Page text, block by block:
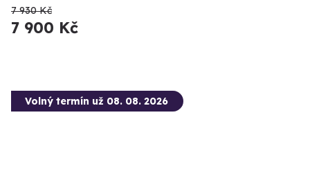
7 930 Kč
7 900 Kč
Volný termín už 08. 08. 2026